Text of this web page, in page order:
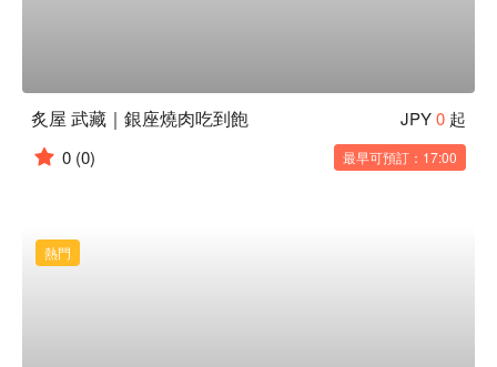
炙屋 武藏｜銀座燒肉吃到飽 JPY0 起
0 (0) 最早可預訂：17:00
熱門